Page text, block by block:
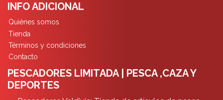
INFO ADICIONAL
Quiénes somos
Tienda
Términos y condiciones
Contacto
PESCADORES LIMITADA | PESCA ,CAZA Y
DEPORTES